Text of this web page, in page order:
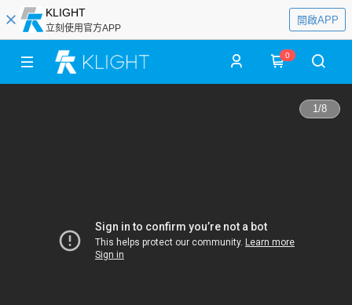
KLIGHT
立刻使用官方APP
開啟APP
0
1/8